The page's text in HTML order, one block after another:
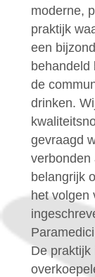
moderne,
praktijk
een
behandeld
de
drinken.
gevraagd
verbonden
belangrijk
het volgen
De praktijk